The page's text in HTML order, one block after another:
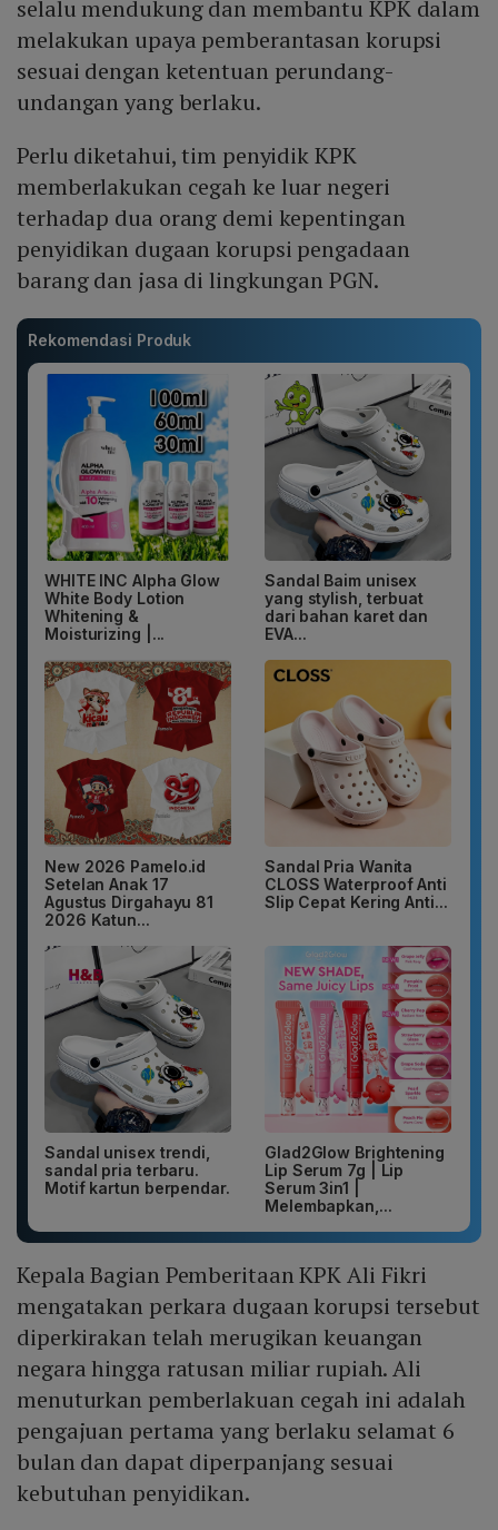
selalu mendukung dan membantu KPK dalam
melakukan upaya pemberantasan korupsi
sesuai dengan ketentuan perundang-
undangan yang berlaku.
Perlu diketahui, tim penyidik KPK
memberlakukan cegah ke luar negeri
terhadap dua orang demi kepentingan
penyidikan dugaan korupsi pengadaan
barang dan jasa di lingkungan PGN.
Rekomendasi Produk
WHITE INC Alpha Glow
White Body Lotion
Whitening &
Moisturizing |...
Sandal Baim unisex
yang stylish, terbuat
dari bahan karet dan
EVA...
New 2026 Pamelo.id
Setelan Anak 17
Agustus Dirgahayu 81
2026 Katun...
Sandal Pria Wanita
CLOSS Waterproof Anti
Slip Cepat Kering Anti...
Sandal unisex trendi,
sandal pria terbaru.
Motif kartun berpendar.
Glad2Glow Brightening
Lip Serum 7g | Lip
Serum 3in1 |
Melembapkan,...
Kepala Bagian Pemberitaan KPK Ali Fikri
mengatakan perkara dugaan korupsi tersebut
diperkirakan telah merugikan keuangan
negara hingga ratusan miliar rupiah. Ali
menuturkan pemberlakuan cegah ini adalah
pengajuan pertama yang berlaku selamat 6
bulan dan dapat diperpanjang sesuai
kebutuhan penyidikan.